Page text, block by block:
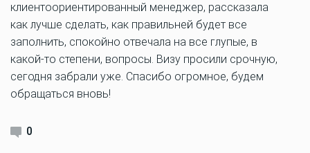
клиентоориентированный менеджер, рассказала
как лучше сделать, как правильней будет все
заполнить, спокойно отвечала на все глупые, в
какой-то степени, вопросы. Визу просили срочную,
сегодня забрали уже. Спасибо огромное, будем
обращаться вновь!
0